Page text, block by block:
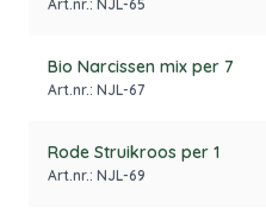
Art.nr.: NJL-65
Bio Narcissen mix per 7
Art.nr.: NJL-67
Rode Struikroos per 1
Art.nr.: NJL-69